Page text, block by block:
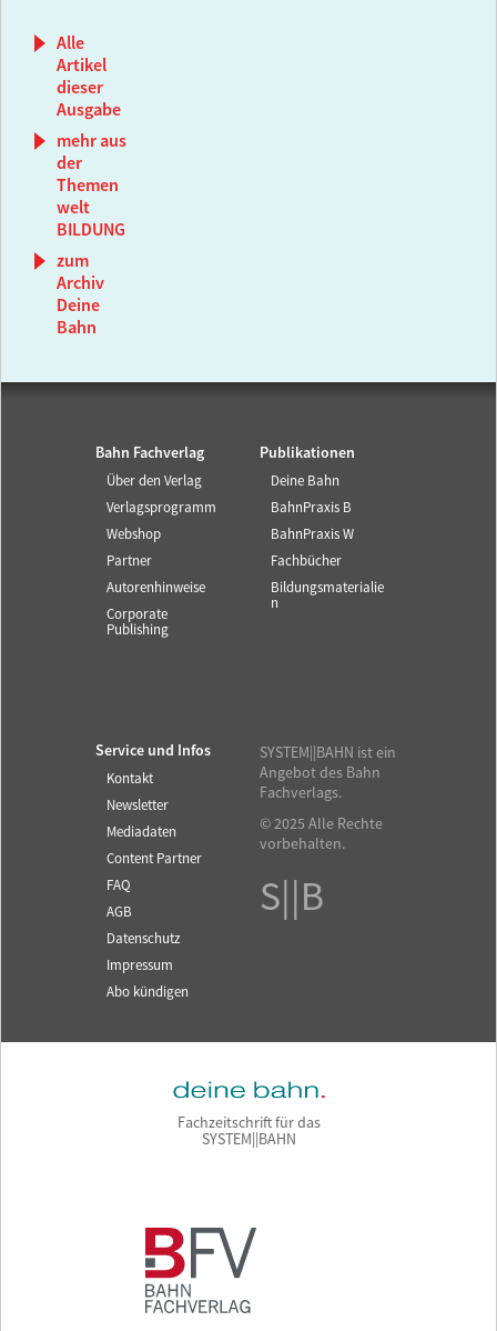
Alle
Artikel
dieser
Ausgabe
mehr aus
der
Themen
welt
BILDUNG
zum
Archiv
Deine
Bahn
Bahn Fachverlag
Über den Verlag
Verlagsprogramm
Webshop
Partner
Autorenhinweise
Corporate
Publishing
Publikationen
Deine Bahn
BahnPraxis B
BahnPraxis W
Fachbücher
Bildungsmaterialie
n
Service und Infos
Kontakt
Newsletter
Mediadaten
Content Partner
FAQ
AGB
Datenschutz
Impressum
Abo kündigen
SYSTEM||BAHN ist ein
Angebot des Bahn
Fachverlags.
© 2025 Alle Rechte
vorbehalten.
S||B
Fachzeitschrift für das
SYSTEM||BAHN